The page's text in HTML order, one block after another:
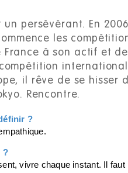
un persévérant. En
les
France à son actif et
il rêve de se hisser
Rencontre.
?
?
vivre chaque instant. Il faut